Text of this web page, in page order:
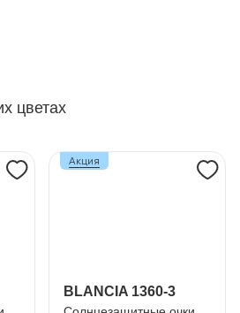
цветах
BLANCIA 1360-3
Акция